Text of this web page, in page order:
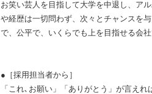
お笑い芸人を目指して大学を中退し、ア
や経歴は一切問わず、次々とチャンスを
で、公平で、いくらでも上を目指せる会
●［採用担当者から］
「これ､お願い」「ありがとう」が言えれ